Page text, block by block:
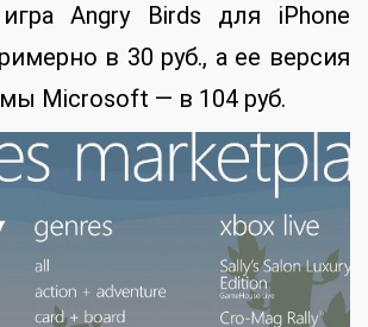
Angry Birds для iPhone
в 30 руб., а ее версия
Microsoft — в 104 руб.